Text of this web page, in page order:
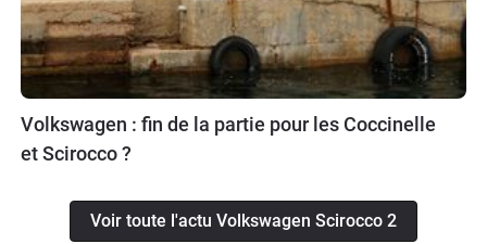
Volkswagen : fin de la partie pour les Coccinelle
et Scirocco ?
Voir toute l'actu Volkswagen Scirocco 2